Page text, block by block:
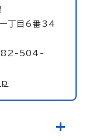
丁目6番34
504-